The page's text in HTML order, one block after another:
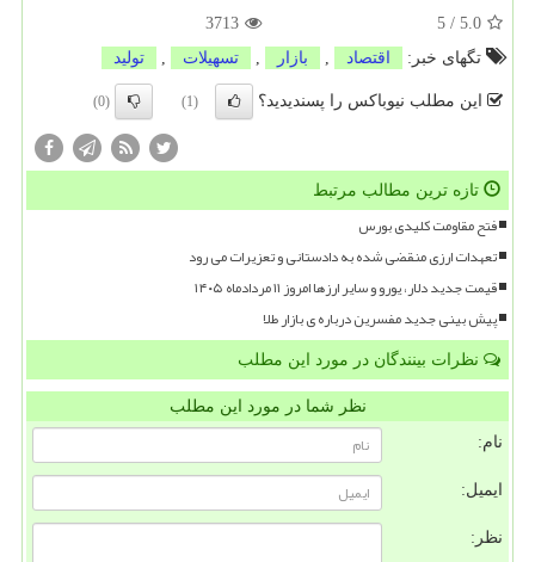
5.0
/
5
3713
تگهای خبر:
اقتصاد بازار تسهیلات تولید
این مطلب نیوباکس را پسندیدید؟ (1)
(0)
تازه ترین مطالب مرتبط
فتح مقاومت کلیدی بورس
تعهدات ارزی منقضی شده به دادستانی و تعزیرات می رود
قیمت جدید دلار، یورو و سایر ارزها امروز ۱۱ مردادماه ۱۴۰۵
پیش بینی جدید مفسرین درباره ی بازار طلا
نظرات بینندگان در مورد این مطلب
نظر شما در مورد این مطلب
نام:
ایمیل:
نظر: